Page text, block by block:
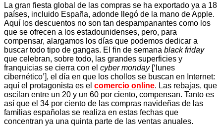
La gran fiesta global de las compras se ha exportado ya a 18
países, incluido España, adonde llegó de la mano de Apple.
Aquí los descuentos no son tan despampanantes como los
que se ofrecen a los estadounidenses, pero, para
compensar, alargamos los días que podemos dedicar a
buscar todo tipo de gangas. El fin de semana black friday
que celebran, sobre todo, las grandes superficies y
franquicias se cierra con el cyber monday[‘lunes
cibernético’], el día en que los chollos se buscan en Internet:
aquí el protagonista es el comercio online. Las rebajas, que
oscilan entre un 20 y un 60 por ciento, compensan. Tanto es
así que el 34 por ciento de las compras navideñas de las
familias españolas se realiza en estas fechas que
concentran ya una quinta parte de las ventas anuales.